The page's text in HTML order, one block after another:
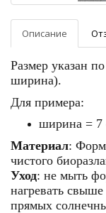
Описание
Размер указан
ширина).
Для примера:
ширина =
Материал:
чистого
Уход: не мыть
нагревать свыше
прямых